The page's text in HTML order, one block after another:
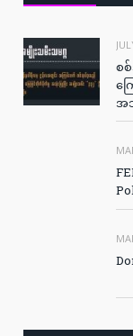
စ
ကြ
အ